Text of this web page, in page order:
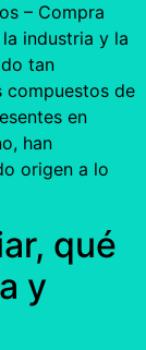
– Compra
industria y la
tan
compuestos de
en
han
origen a lo
qué
y